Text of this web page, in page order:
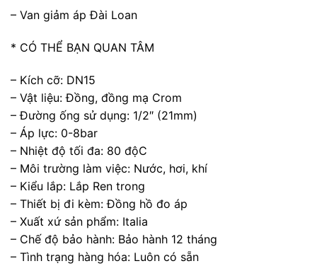
– Van giảm áp Đài Loan
* CÓ THỂ BẠN QUAN TÂM
– Kích cỡ: DN15
– Vật liệu: Đồng, đồng mạ Crom
– Đường ống sử dụng: 1/2″ (21mm)
– Áp lực: 0-8bar
– Nhiệt độ tối đa: 80 độC
– Môi trường làm việc: Nước, hơi, khí
– Kiểu lắp: Lắp Ren trong
– Thiết bị đi kèm: Đồng hồ đo áp
– Xuất xứ sản phẩm: Italia
– Chế độ bảo hành: Bảo hành 12 tháng
– Tình trạng hàng hóa: Luôn có sẵn